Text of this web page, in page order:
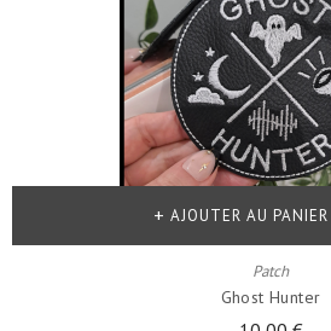
Patch
Ghost Hunter
AJOUTER AU PANIER